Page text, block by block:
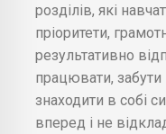
розділів, які
пріоритети,
результативно
працювати,
знаходити в собі
вперед і не